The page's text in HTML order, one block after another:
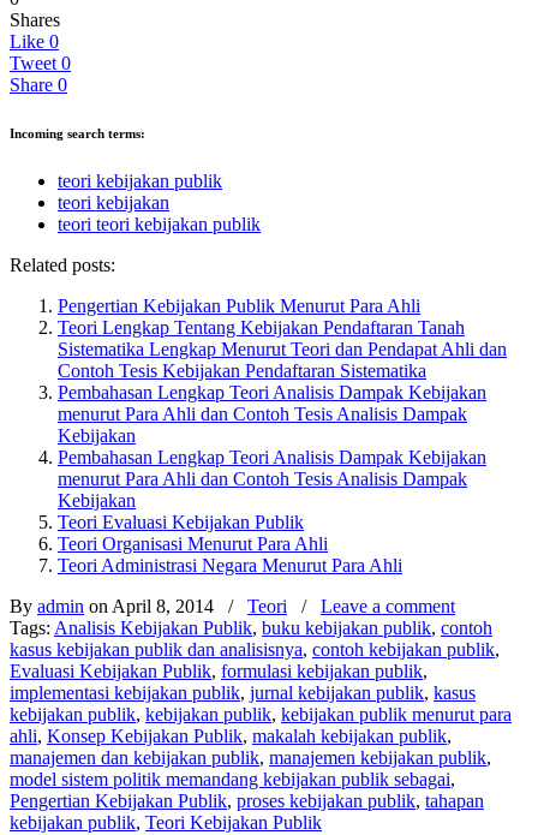
Shares
Like 0
Tweet 0
Share 0
Incoming search terms:
teori kebijakan publik
teori kebijakan
teori teori kebijakan publik
Related posts:
Pengertian Kebijakan Publik Menurut Para Ahli
Teori Lengkap Tentang Kebijakan Pendaftaran Tanah
Sistematika Lengkap Menurut Teori dan Pendapat Ahli dan
Contoh Tesis Kebijakan Pendaftaran Sistematika
Pembahasan Lengkap Teori Analisis Dampak Kebijakan
menurut Para Ahli dan Contoh Tesis Analisis Dampak
Kebijakan
Pembahasan Lengkap Teori Analisis Dampak Kebijakan
menurut Para Ahli dan Contoh Tesis Analisis Dampak
Kebijakan
Teori Evaluasi Kebijakan Publik
Teori Organisasi Menurut Para Ahli
Teori Administrasi Negara Menurut Para Ahli
By admin on April 8, 2014 / Teori / Leave a comment
Tags: Analisis Kebijakan Publik, buku kebijakan publik, contoh
kasus kebijakan publik dan analisisnya, contoh kebijakan publik,
Evaluasi Kebijakan Publik, formulasi kebijakan publik,
implementasi kebijakan publik, jurnal kebijakan publik, kasus
kebijakan publik, kebijakan publik, kebijakan publik menurut para
ahli, Konsep Kebijakan Publik, makalah kebijakan publik,
manajemen dan kebijakan publik, manajemen kebijakan publik,
model sistem politik memandang kebijakan publik sebagai,
Pengertian Kebijakan Publik, proses kebijakan publik, tahapan
kebijakan publik, Teori Kebijakan Publik